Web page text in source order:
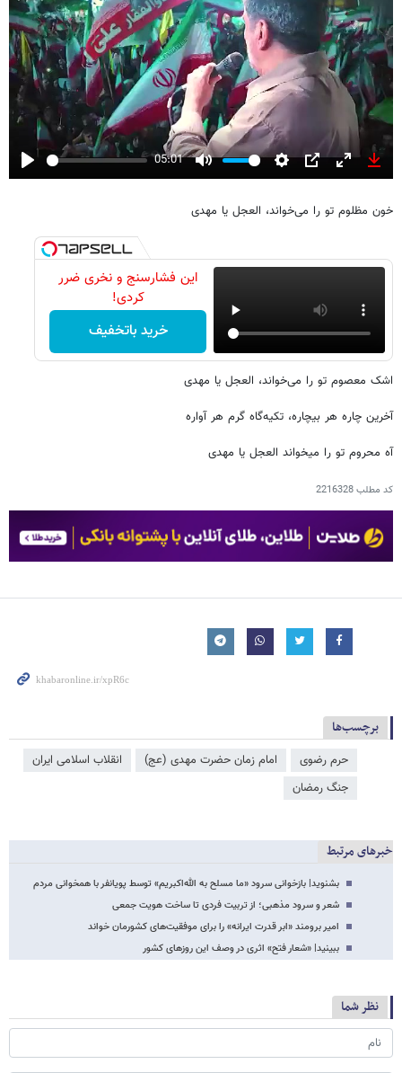
Play
05:01
Mute
Settings
PIP
Enter
خون مظلوم تو را می‌خواند، العجل یا مهدی
این فشارسنج و نخری ضرر
کردی!
خرید باتخفیف
اشک معصوم تو را می‌خواند، العجل یا مهدی
آخرین چاره هر بیچاره، تکیه‌گاه گرم هر آواره
آه محروم تو را میخواند العجل یا مهدی
کد مطلب2216328
برچسب‌ها
حرم رضوی امام زمان حضرت مهدی (عج)
انقلاب اسلامی ایران
جنگ رمضان
خبرهای مرتبط
بشنوید| بازخوانی سرود «ما مسلح به الله‌اکبریم» توسط پویانفر با همخوانی مردم
شعر و سرود مذهبی؛ از تربیت فردی تا ساخت هویت جمعی
امیر برومند «ابر قدرت ایرانه» را برای موفقیت‌های کشورمان خواند
ببینید| «شعار فتح» اثری در وصف این روزهای کشور
نظر شما